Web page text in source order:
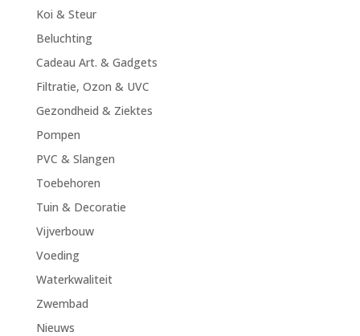
Koi & Steur
Beluchting
Cadeau Art. & Gadgets
Filtratie, Ozon & UVC
Gezondheid & Ziektes
Pompen
PVC & Slangen
Toebehoren
Tuin & Decoratie
Vijverbouw
Voeding
Waterkwaliteit
Zwembad
Nieuws